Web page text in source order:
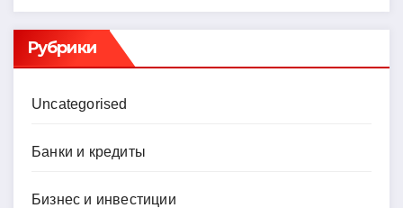
Рубрики
Uncategorised
Банки и кредиты
Бизнес и инвестиции